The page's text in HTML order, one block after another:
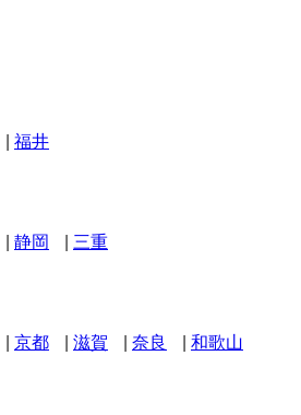
福井
静岡 三重
京都 滋賀 奈良 和歌山